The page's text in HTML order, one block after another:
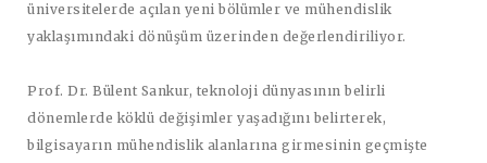
üniversitelerde açılan yeni bölümler ve mühendislik
yaklaşımındaki dönüşüm üzerinden değerlendiriliyor.
Prof. Dr. Bülent Sankur, teknoloji dünyasının belirli
dönemlerde köklü değişimler yaşadığını belirterek,
bilgisayarın mühendislik alanlarına girmesinin geçmişte